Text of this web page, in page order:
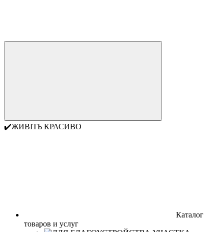
✔️ЖИВІТЬ КРАСИВО
Каталог
товаров и услуг